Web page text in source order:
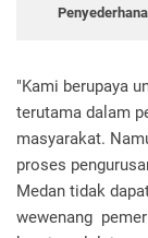
"Kami berupaya
terutama dalam
masyarakat.
proses
Medan tidak
wewenang